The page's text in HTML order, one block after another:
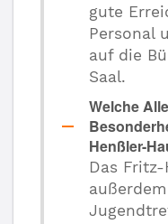
gute
Personal
auf die
Saal.
Welche
Henßler-
Das